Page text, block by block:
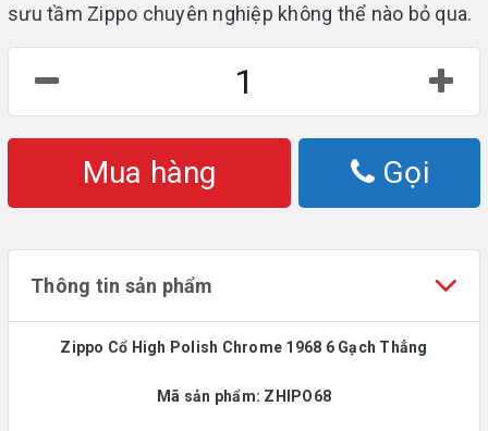
sưu tầm Zippo chuyên nghiệp không thể nào bỏ qua.
Mua hàng Gọi
Thông tin sản phẩm
Zippo Cổ High Polish Chrome 1968 6 Gạch Thẳng
Mã sản phẩm: ZHIPO68